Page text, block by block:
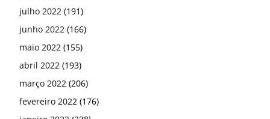
julho 2022 (191)
junho 2022 (166)
maio 2022 (155)
abril 2022 (193)
março 2022 (206)
fevereiro 2022 (176)